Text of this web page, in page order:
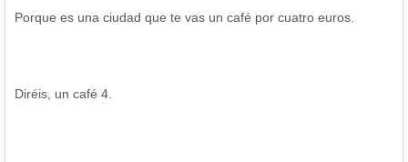
Porque es una ciudad que te vas un café por cuatro euros.
Diréis, un café 4.